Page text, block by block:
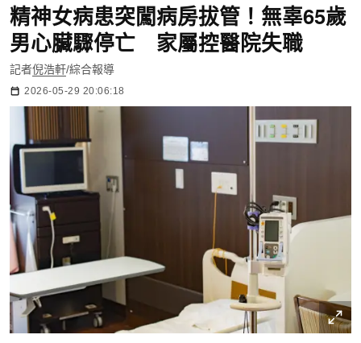
精神女病患突闖病房拔管！無辜65歲
男心臟驟停亡 家屬控醫院失職
記者倪浩軒/綜合報導
2026-05-29 20:06:18